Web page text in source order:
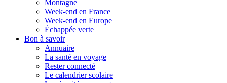
Montagne
Week-end en France
Week-end en Europe
Échappée verte
Bon à savoir
Annuaire
La santé en voyage
Rester connecté
Le calendrier scolaire